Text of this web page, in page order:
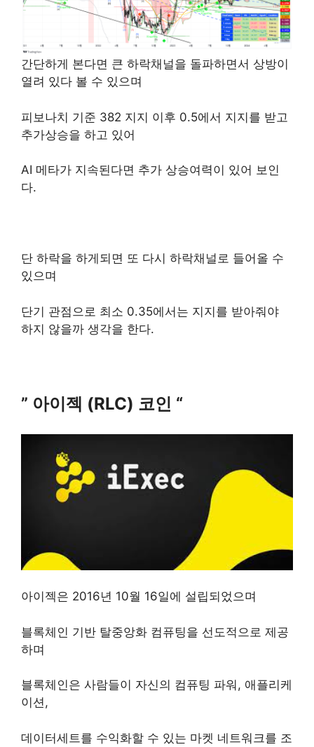
간단하게 본다면 큰 하락채널을 돌파하면서 상방이
열려 있다 볼 수 있으며
피보나치 기준 382 지지 이후 0.5에서 지지를 받고
추가상승을 하고 있어
AI 메타가 지속된다면 추가 상승여력이 있어 보인
다.
단 하락을 하게되면 또 다시 하락채널로 들어올 수
있으며
단기 관점으로 최소 0.35에서는 지지를 받아줘야
하지 않을까 생각을 한다.
” 아이젝 (RLC) 코인 “
아이젝은 2016년 10월 16일에 설립되었으며
블록체인 기반 탈중앙화 컴퓨팅을 선도적으로 제공
하며
블록체인은 사람들이 자신의 컴퓨팅 파워, 애플리케
이션,
데이터세트를 수익화할 수 있는 마켓 네트워크를 조